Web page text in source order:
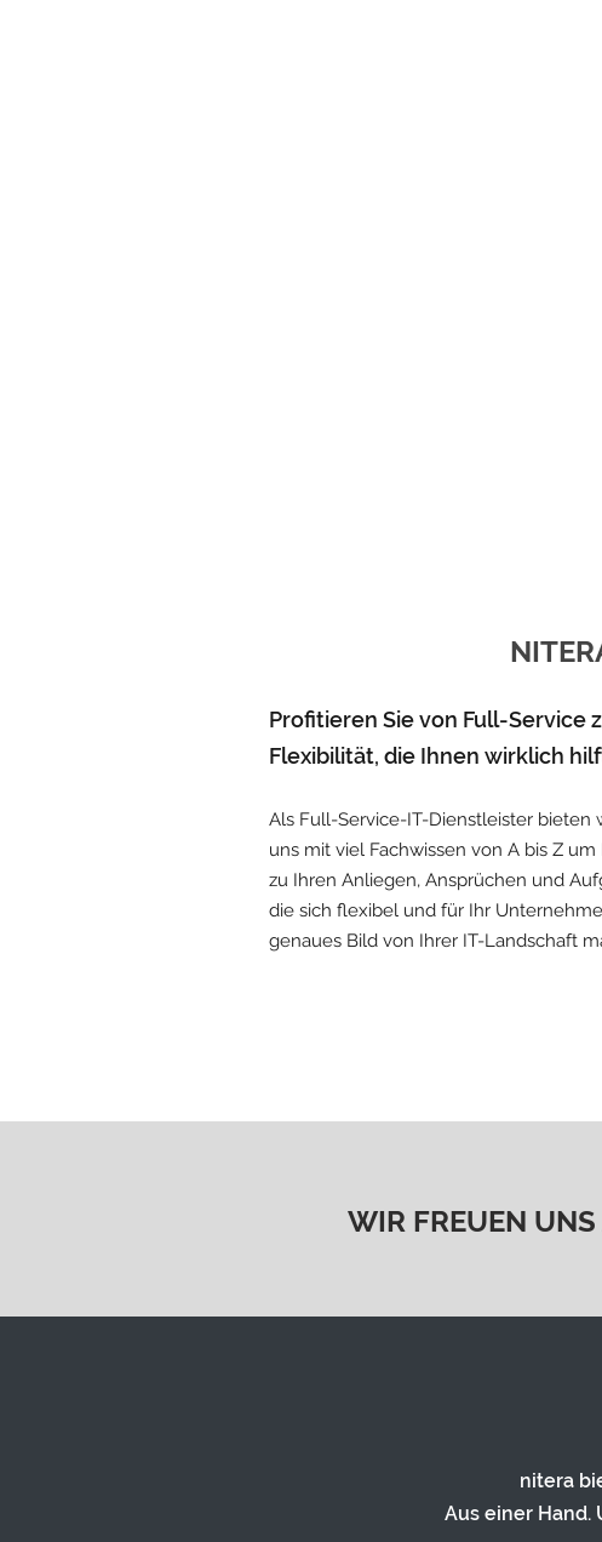
Profitieren Sie von Full-Service
Flexibilität, die Ihnen wirklich
Als Full-Service-IT-Dienstleister
uns mit viel Fachwissen von A bis Z
zu Ihren Anliegen, Ansprüchen und
die sich flexibel und für Ihr
genaues Bild von Ihrer IT-Landschaft
WIR FREUEN
nitera
Aus einer